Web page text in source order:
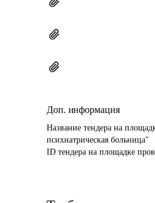
Доп. информация
Название тендера на
психиатрическая больница"
ID тендера на площадке